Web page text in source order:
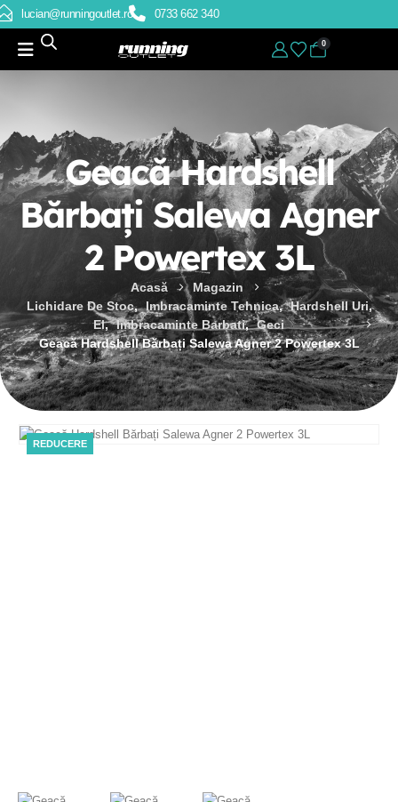
lucian@runningoutlet.ro 0733 662 340
0
Geacă Hardshell
Bărbați Salewa Agner
2 Powertex 3L
Acasă
Magazin
Lichidare De Stoc, Imbracaminte Tehnica, Hardshell Uri,
El, Imbracaminte Barbati, Geci
Geacă Hardshell Bărbați Salewa Agner 2 Powertex 3L
REDUCERE